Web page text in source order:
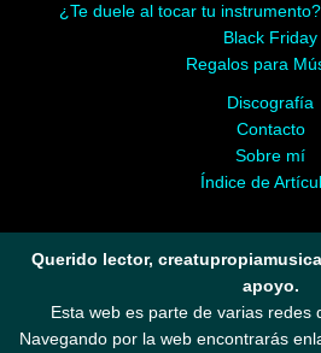
¿Te duele al tocar tu
Black Friday
Regalos para
Discografía
Contacto
Sobre mí
Índice de
Querido lector,
apoyo.
Esta web es parte de varias redes
Navegando por la web encontrarás